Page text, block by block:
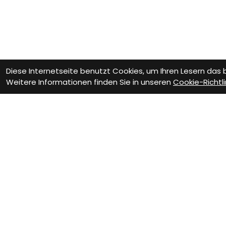
Diese Internetseite benutzt Cookies, um Ihren Lesern
Weitere Informationen finden Sie in unseren Cookie-